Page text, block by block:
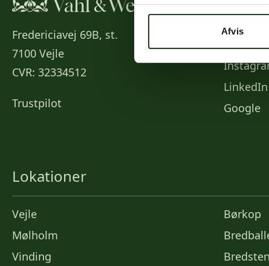
Afvis
Fredericiavej 69B, st.
7100 Vejle
CVR: 32334512
Trustpilot
LinkedIn
Google
Lokationer
Vejle
Mølholm
Vinding
Børkop
Bredsten